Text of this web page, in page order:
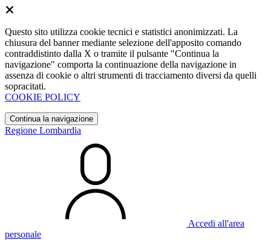
Questo sito utilizza cookie tecnici e statistici anonimizzati. La
chiusura del banner mediante selezione dell'apposito comando
contraddistinto dalla X o tramite il pulsante "Continua la
navigazione" comporta la continuazione della navigazione in
assenza di cookie o altri strumenti di tracciamento diversi da quelli
sopracitati.
COOKIE POLICY
Continua la navigazione
Regione Lombardia
Accedi all'area
personale